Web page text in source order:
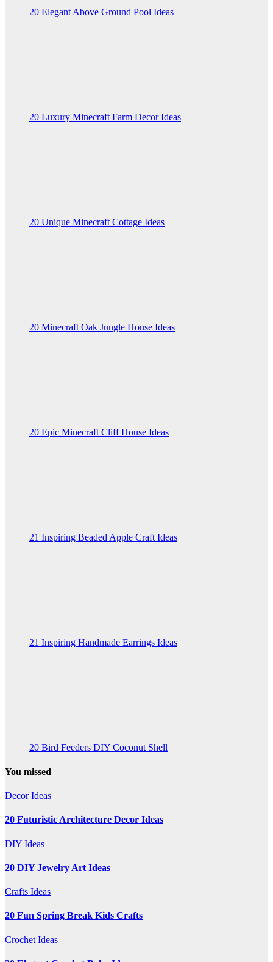
20 Elegant Above Ground Pool Ideas
20 Luxury Minecraft Farm Decor Ideas
20 Unique Minecraft Cottage Ideas
20 Minecraft Oak Jungle House Ideas
20 Epic Minecraft Cliff House Ideas
21 Inspiring Beaded Apple Craft Ideas
21 Inspiring Handmade Earrings Ideas
20 Bird Feeders DIY Coconut Shell
You missed
Decor Ideas
20 Futuristic Architecture Decor Ideas
DIY Ideas
20 DIY Jewelry Art Ideas
Crafts Ideas
20 Fun Spring Break Kids Crafts
Crochet Ideas